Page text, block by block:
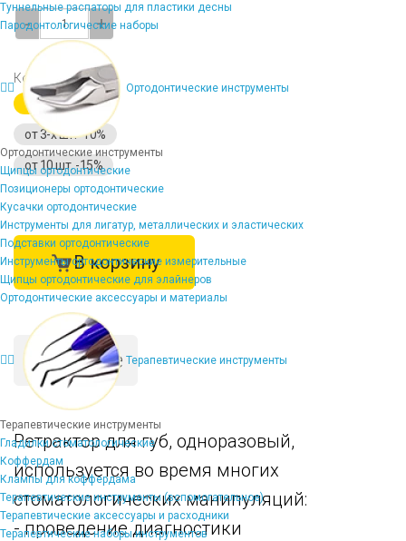
Туннельные распаторы для пластики десны
Пародонтологические наборы
Ортодонтические инструменты
Ортодонтические инструменты
Щипцы ортодонтические
Позиционеры ортодонтические
Кусачки ортодонтические
Инструменты для лигатур, металлических и эластических
Подставки ортодонтические
Инструменты ортодонтические измерительные
Щипцы ортодонтические для элайнеров
Ортодонтические аксессуары и материалы
Терапевтические инструменты
Терапевтические инструменты
Гладилки стоматологические
Коффердам
Клампы для коффердама
Терапевтические инструменты (вспомогательное)
Терапевтические аксессуары и расходники
Терапевтические наборы инструментов
- +
Количество
1 шт.
от 3-х шт. -10%
от 10 шт. -15%
В корзину
Описание
Ретрактор для губ, одноразовый,
используется во время многих
стоматологических манипуляций:
- проведение диагностики